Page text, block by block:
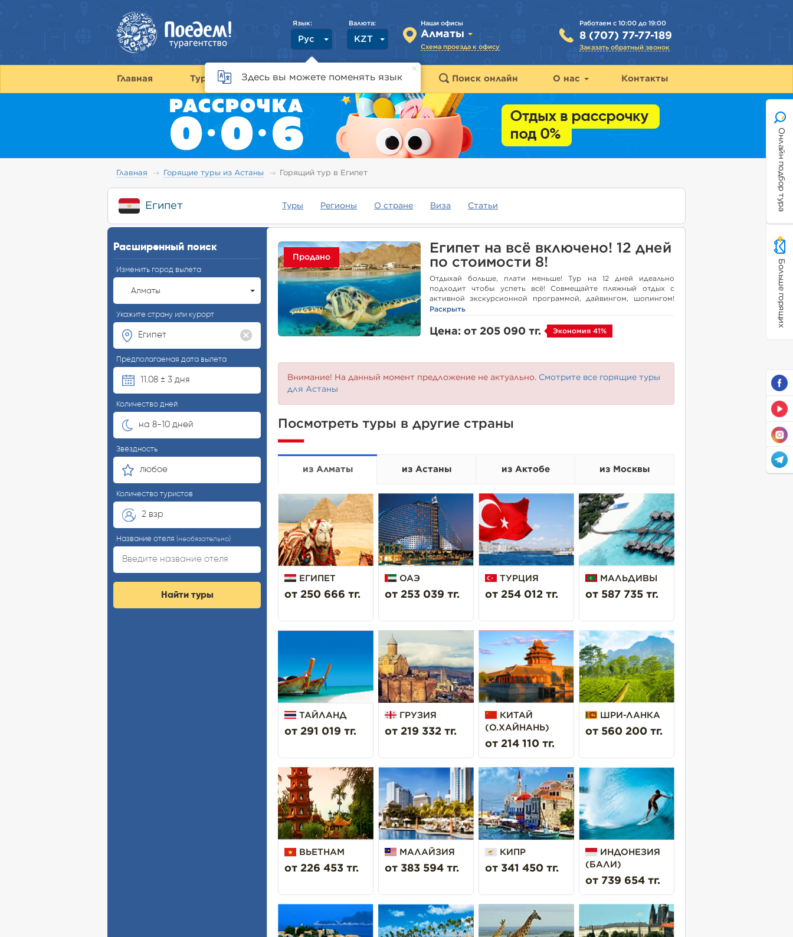
Работаем с 10:00 до 19:00
8 (707) 77-77-189
Заказать обратный звонок
Наши офисы
Алматы
Схема проезда к офису
Валюта:
KZT
Язык:
Рус
Здесь вы можете поменять язык
Главная Туры Страны Горящие туры Поиск онлайн О нас Контакты
Онлайн подбор тура
Больше горящих
Главная Горящие туры из Астаны Горящий тур в Египет
Египет Туры Регионы О стране Виза Статьи
Расширенный поиск
Изменить город вылета
Алматы
Укажите страну или курорт
Предполагаемая дата вылета
11.08 ± 3 дня
Количество дней
на 8-10 дней
Звёздность
любое
Количество туристов
2 взр
Название отеля (необязательно)
Найти туры
Продано
Египет на всё включено! 12 дней
по стоимости 8!
Отдыхай больше, плати меньше! Тур на 12 дней идеально
подходит чтобы успеть всё! Совмещайте пляжный отдых с
активной экскурсионной программой, дайвингом, шопингом!
Времени хватит на всё!
Раскрыть
Цена: от 205 090 тг. Экономия 41%
Внимание! На данный момент предложение не актуально. Смотрите все горящие туры
для Астаны
Посмотреть туры в другие страны
из Алматы из Астаны из Актобе из Москвы
ЕГИПЕТ
от 250 666 тг.
ОАЭ
от 253 039 тг.
ТУРЦИЯ
от 254 012 тг.
МАЛЬДИВЫ
от 587 735 тг.
ТАЙЛАНД
от 291 019 тг.
ГРУЗИЯ
от 219 332 тг.
КИТАЙ
(О.ХАЙНАНЬ)
от 214 110 тг.
ШРИ-ЛАНКА
от 560 200 тг.
ВЬЕТНАМ
от 226 453 тг.
МАЛАЙЗИЯ
от 383 594 тг.
КИПР
от 341 450 тг.
ИНДОНЕЗИЯ
(БАЛИ)
от 739 654 тг.